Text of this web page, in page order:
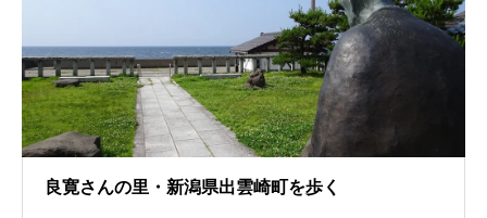
良寛さんの里・新潟県出雲崎町を歩く